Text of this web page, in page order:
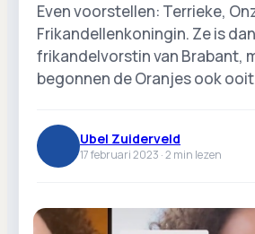
Even voorstellen: Terrieke,
Frikandellenkoningin. Ze is
frikandelvorstin van Brabant,
begonnen de Oranjes ook
Ubel Zuiderveld
17 februari 2023 ·2 min lezen